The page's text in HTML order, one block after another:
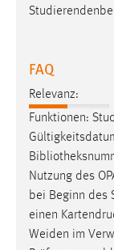
FAQ
Relevanz:
Funktionen:
Nutzung des
bei Beginn des
einen
Weiden im